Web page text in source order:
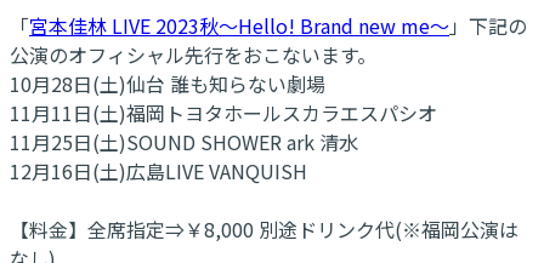
「宮本佳林 LIVE 2023秋～Hello! Brand new me～」下記の
公演のオフィシャル先行をおこないます。
10月28日(土)仙台 誰も知らない劇場
11月11日(土)福岡トヨタホールスカラエスパシオ
11月25日(土)SOUND SHOWER ark 清水
12月16日(土)広島LIVE VANQUISH
【料金】全席指定⇒￥8,000 別途ドリンク代(※福岡公演は